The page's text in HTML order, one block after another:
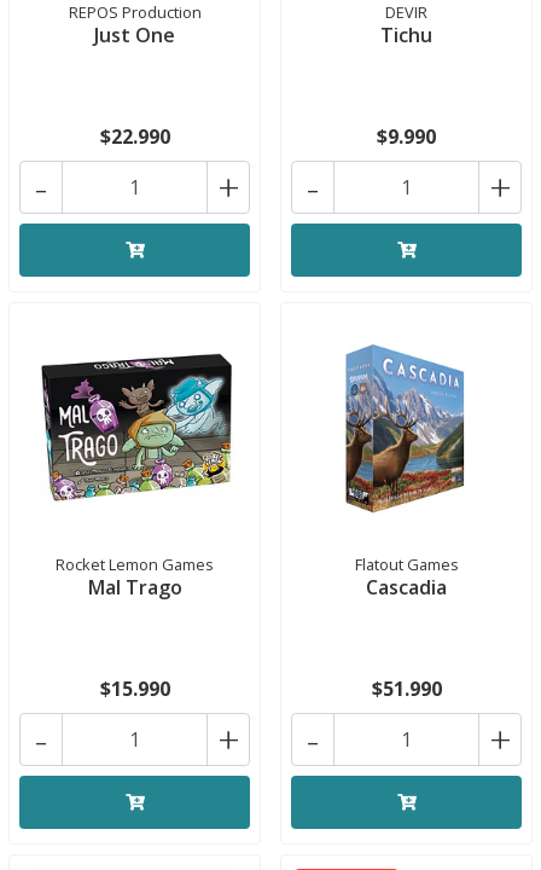
REPOS Production
Just One
$22.990
+
-
DEVIR
Tichu
$9.990
+
-
Rocket Lemon Games
Mal Trago
$15.990
+
-
Flatout Games
Cascadia
$51.990
+
-